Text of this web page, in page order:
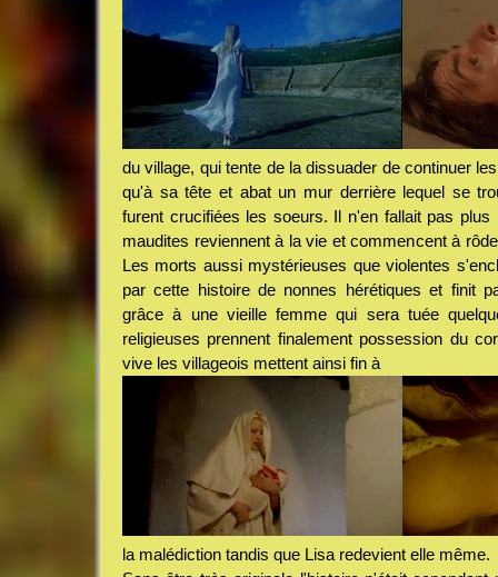
du village, qui tente de la dissuader de continuer
qu'à sa tête et abat un mur derrière lequel se
furent crucifiées les soeurs. Il n'en fallait pas plus
maudites reviennent à la vie et commencent à
Les morts aussi mystérieuses que violentes
par cette histoire de nonnes hérétiques et finit
grâce à une vieille femme qui sera tuée
religieuses prennent finalement possession du
vive les villageois mettent ainsi fin à
la malédiction tandis que Lisa redevient elle même.